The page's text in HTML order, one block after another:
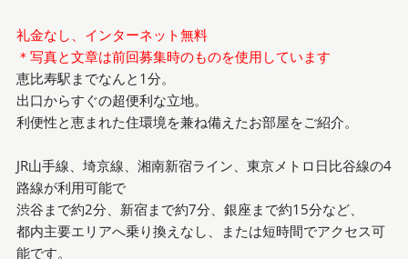
礼金なし、インターネット無料
＊写真と文章は前回募集時のものを使用しています
恵比寿駅までなんと1分。
出口からすぐの超便利な立地。
利便性と恵まれた住環境を兼ね備えたお部屋をご紹介。
JR山手線、埼京線、湘南新宿ライン、東京メトロ日比谷線の4
路線が利用可能で
渋谷まで約2分、新宿まで約7分、銀座まで約15分など、
都内主要エリアへ乗り換えなし、または短時間でアクセス可
能です。